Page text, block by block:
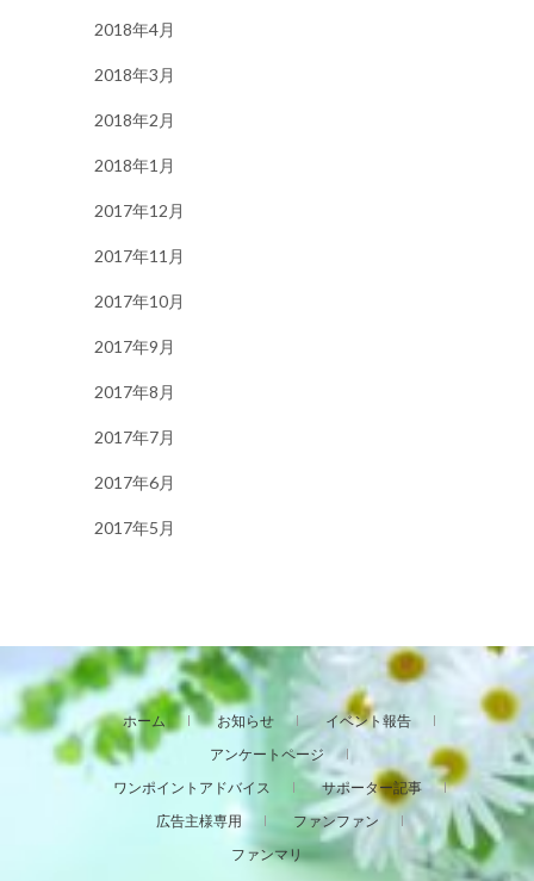
2018年4月
2018年3月
2018年2月
2018年1月
2017年12月
2017年11月
2017年10月
2017年9月
2017年8月
2017年7月
2017年6月
2017年5月
ホーム お知らせ
イベント報告
アンケートページ
ワンポイントアドバイス
サポーター記事
広告主様専用
ファンファン
ファンマリ